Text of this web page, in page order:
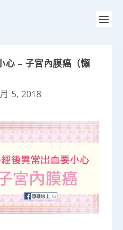
心 – 子宮內膜癌（懶
5, 2018